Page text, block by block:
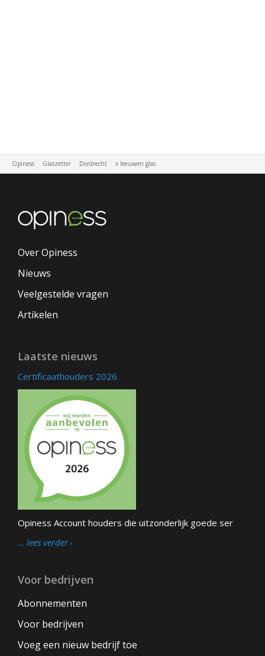
Opiness Glaszetter Dordrecht v leeuwen glas
Over Opiness
Nieuws
Veelgestelde vragen
Artikelen
Laatste nieuws
Certificaathouders 2026
Opiness Account houders die uitzonderlijk goede ser
… lees verder
Voor bedrijven
Abonnementen
Voor bedrijven
Voeg een nieuw bedrijf toe